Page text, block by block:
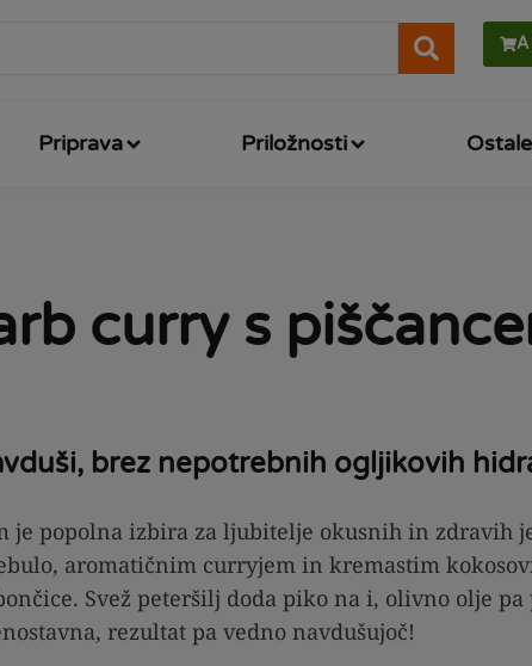
Priprava Priložnosti
curry s
brez nepotrebnih ogljikovih
je popolna izbira za ljubitelje okusnih in zdravih
aromatičnim curryjem in kremastim
Svež peteršilj doda piko na i, olivno olje pa
rezultat pa vedno navdušujoč!